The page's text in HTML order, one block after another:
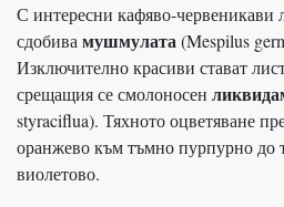
С интересни кафяво-червеникави
сдобива мушмулата(Mespilus
Изключително красиви стават
срещащия се смолоносен
styraciflua). Тяхното оцветяване
оранжево към тъмно пурпурно до
виолетово.